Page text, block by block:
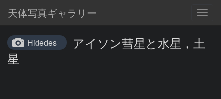
天体写真ギャラリー
Hidedes
アイソン彗星と水星，土
星